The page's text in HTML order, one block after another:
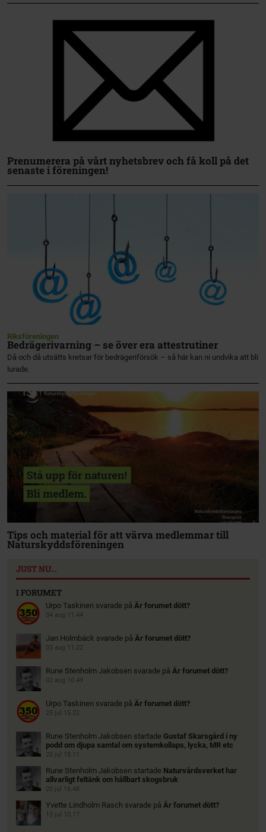
Prenumerera på vårt nyhetsbrev och få koll på det
senaste i föreningen!
Riksföreningen
Bedrägerivarning – se över era attestrutiner
Då och då utsätts kretsar för bedrägeriförsök – så här kan ni undvika att bli
lurade.
Tips och material för att värva medlemmar till
Naturskyddsföreningen
JUST NU…
I FORUMET
Urpo Taskinen svarade på Är forumet dött?
04 aug 11.44
Jan Holmbäck svarade på Är forumet dött?
03 aug 11.22
Rune Stenholm Jakobsen svarade på Är forumet dött?
02 aug 10.49
Urpo Taskinen svarade på Är forumet dött?
25 jul 15.32
Rune Stenholm Jakobsen startade Gustaf Skarsgård i ny
podd om djupa samtal om systemkollaps, lycka, MR etc
20 jul 18.11
Rune Stenholm Jakobsen startade Naturvårdsverket har
allvarligt feltänk om hållbart skogsbruk
20 jul 16.48
Yvette Lindholm Rasch svarade på Är forumet dött?
13 jul 10.17